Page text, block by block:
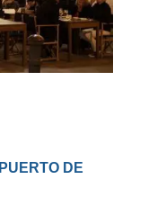
PUERTO DE